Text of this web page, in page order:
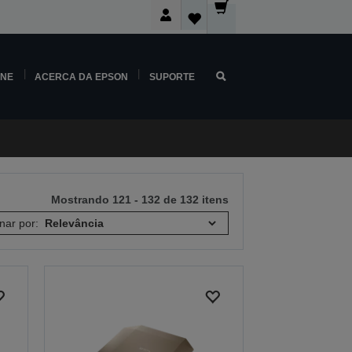
ACERCA DA EPSON SUPORTE
Mostrando 121 - 132 de 132 itens
por: